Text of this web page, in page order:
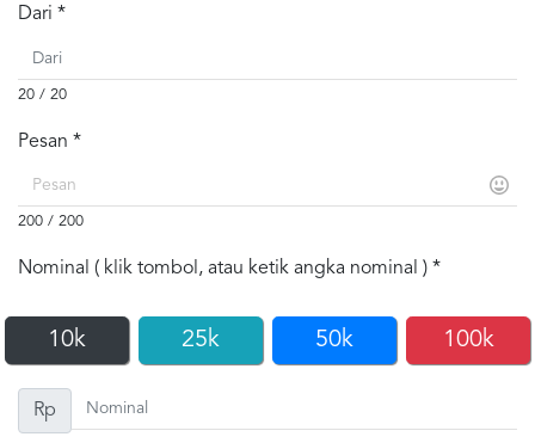
Dari *
20 / 20
Pesan *
200 / 200
Nominal ( klik tombol, atau ketik angka nominal ) *
10k 25k 50k 100k
Rp